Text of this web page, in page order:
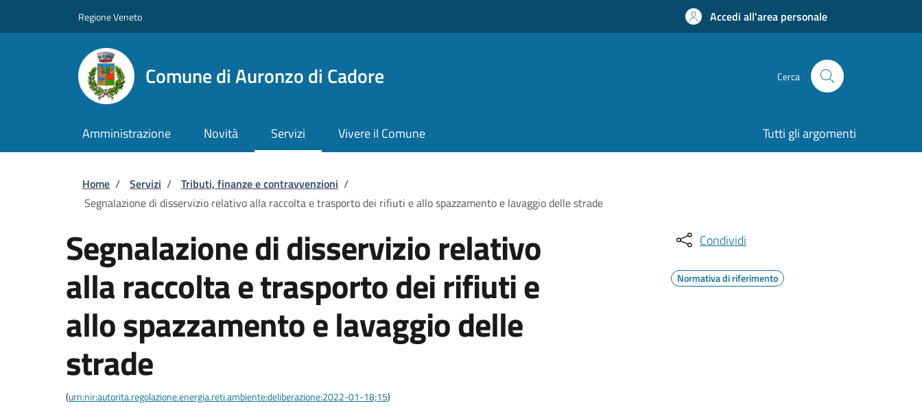
Regione Veneto Accedi all'area personale
Comune di Auronzo di Cadore Cerca
Amministrazione Novità Servizi Vivere il Comune Tutti gli argomenti
Briciole di pane
Home / Servizi / Tributi, finanze e contravvenzioni /
Segnalazione di disservizio relativo alla raccolta e trasporto dei rifiuti e allo spazzamento e lavaggio delle strade
Segnalazione di disservizio relativo
alla raccolta e trasporto dei rifiuti e
allo spazzamento e lavaggio delle
strade
(urn:nir:autorita.regolazione.energia.reti.ambiente:deliberazione:2022-01-18;15)
Condividi
Normativa di riferimento